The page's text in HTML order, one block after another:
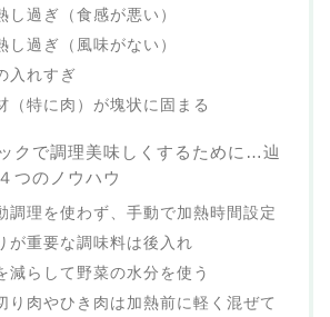
し過ぎ（食感が悪い）
し過ぎ（風味がない）
入れすぎ
（特に肉）が塊状に固まる
クで調理美味しくするために…辿
つのノウハウ
調理を使わず、手動で加熱時間設定
が重要な調味料は後入れ
減らして野菜の水分を使う
り肉やひき肉は加熱前に軽く混ぜて